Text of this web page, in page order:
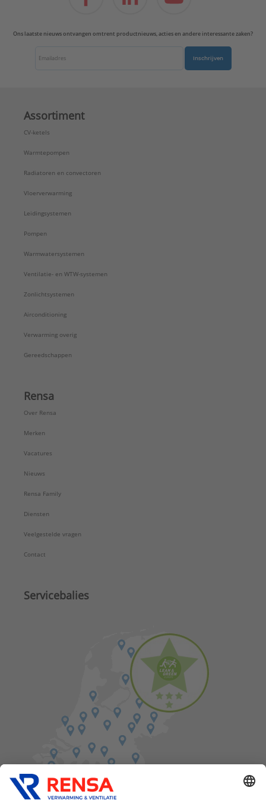
Ons laatste nieuws ontvangen omtrent productnieuws, acties en andere interessante zaken?
Inschrijven
Assortiment
CV-ketels
Warmtepompen
Radiatoren en convectoren
Vloerverwarming
Leidingsystemen
Pompen
Warmwatersystemen
Ventilatie- en WTW-systemen
Zonlichtsystemen
Airconditioning
Verwarming overig
Gereedschappen
Rensa
Over Rensa
Merken
Vacatures
Nieuws
Rensa Family
Diensten
Veelgestelde vragen
Contact
Servicebalies